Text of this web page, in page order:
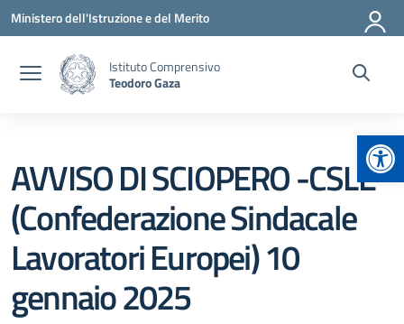
Vai ai contenuti
Vai al menu di navigazione
Vai al footer
Ministero dell'Istruzione e del Merito
Istituto Comprensivo
Teodoro Gaza
AVVISO DI SCIOPERO -CSLE
(Confederazione Sindacale
Lavoratori Europei) 10
gennaio 2025